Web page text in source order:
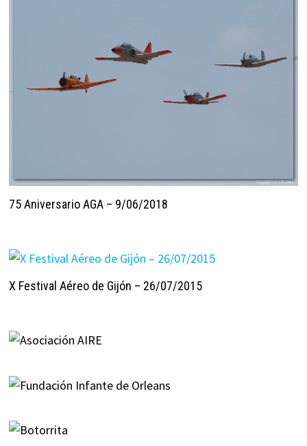
75 Aniversario AGA – 9/06/2018
X Festival Aéreo de Gijón – 26/07/2015